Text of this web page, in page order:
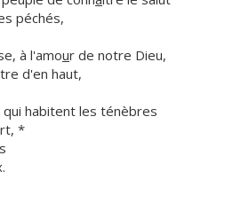
péchés,
à l'amour de notre Dieu,
d'en haut,
qui habitent les ténèbres
*